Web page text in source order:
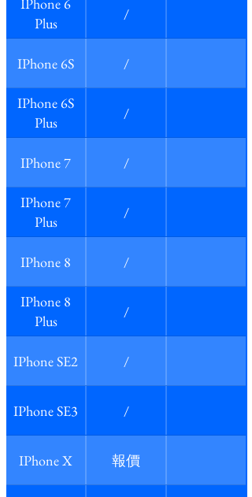
Plus
/
IPhone 6S /
IPhone 6S
Plus
/
IPhone 7 /
IPhone 7
Plus
/
IPhone 8 /
IPhone 8
Plus
/
IPhone SE2 /
IPhone SE3 /
IPhone X 報價